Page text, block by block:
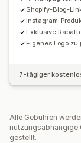
Shopify-Blog-
Instagram-
Exklusive
Eigenes Logo
7-tägiger
Alle Gebühren
nutzungsabhängige
gestellt.